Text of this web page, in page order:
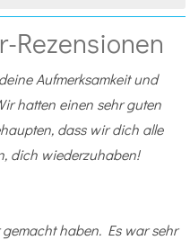
Rezensionen
Aufmerksamkeit und
hatten einen sehr guten
dass wir dich alle
dich wiederzuhaben!
haben. Es war sehr